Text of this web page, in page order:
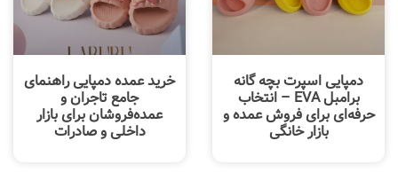
دمپایی اسپرت بچه گانه
برامبل EVA – انتخاب
حرفه‌ای برای فروش عمده و
بازار خانگی
خرید عمده دمپایی راهنمای
جامع تاجران و
عمده‌فروشان برای بازار
داخلی و صادرات